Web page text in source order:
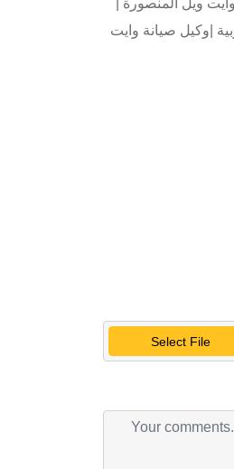
ويل المنصورة |
|وكيل صيانة وايت
Select File